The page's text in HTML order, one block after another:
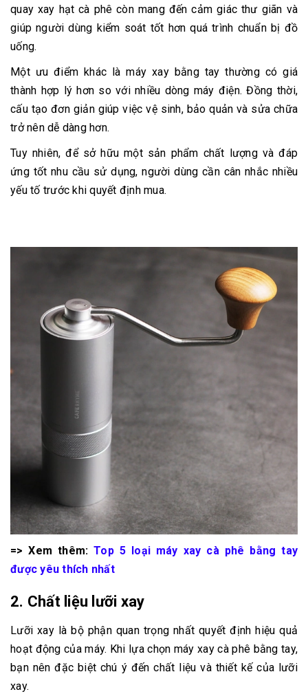
quay xay hạt cà phê còn mang đến cảm giác thư giãn và
giúp người dùng kiểm soát tốt hơn quá trình chuẩn bị đồ
uống.
Một ưu điểm khác là máy xay bằng tay thường có giá
thành hợp lý hơn so với nhiều dòng máy điện. Đồng thời,
cấu tạo đơn giản giúp việc vệ sinh, bảo quản và sửa chữa
trở nên dễ dàng hơn.
Tuy nhiên, để sở hữu một sản phẩm chất lượng và đáp
ứng tốt nhu cầu sử dụng, người dùng cần cân nhắc nhiều
yếu tố trước khi quyết định mua.
=> Xem thêm:Top 5 loại máy xay cà phê bằng tay
được yêu thích nhất
2. Chất liệu lưỡi xay
Lưỡi xay là bộ phận quan trọng nhất quyết định hiệu quả
hoạt động của máy. Khi lựa chọn máy xay cà phê bằng tay,
bạn nên đặc biệt chú ý đến chất liệu và thiết kế của lưỡi
xay.